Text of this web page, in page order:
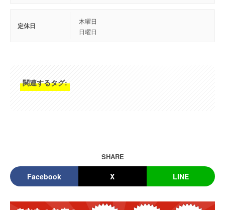
定休日
木曜日
日曜日
関連するタグ:
SHARE
Facebook X LINE